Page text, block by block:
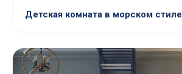
Детская комната в морском стиле